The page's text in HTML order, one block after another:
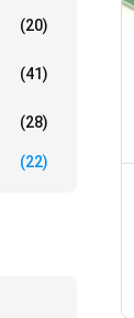
(20)
(41)
(28)
(22)